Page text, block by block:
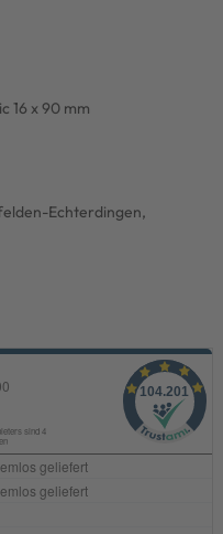
16 x 90 mm
Echterdingen,